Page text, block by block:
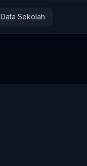
Data Sekolah